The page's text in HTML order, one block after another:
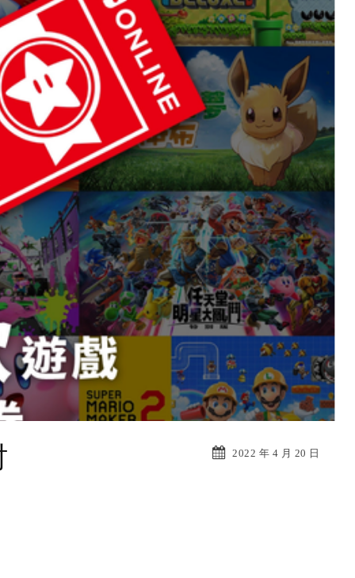
2022 年 4 月 20 日